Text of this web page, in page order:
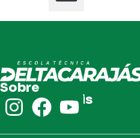
Sobre
Redes Sociais